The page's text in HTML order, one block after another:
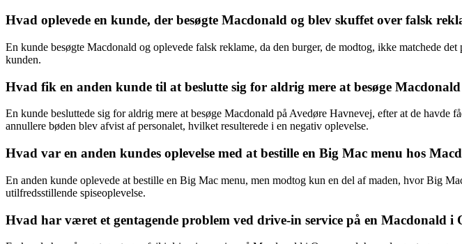
Hvad oplevede en kunde, der besøgte Macdonald og blev skuffet over falsk
En kunde besøgte Macdonald og oplevede falsk reklame, da den burger, de modtog, ikke matchede
kunden.
Hvad fik en anden kunde til at beslutte sig for aldrig mere at besøge
En kunde besluttede sig for aldrig mere at besøge Macdonald på Avedøre Havnevej, efter at de
annullere bøden blev afvist af personalet, hvilket resulterede i en negativ oplevelse.
Hvad var en anden kundes oplevelse med at bestille en Big Mac menu hos
En anden kunde oplevede at bestille en Big Mac menu, men modtog kun en del af maden, hvor Big
utilfredsstillende spiseoplevelse.
Hvad har været et gentagende problem ved drive-in service på en Macdonald i